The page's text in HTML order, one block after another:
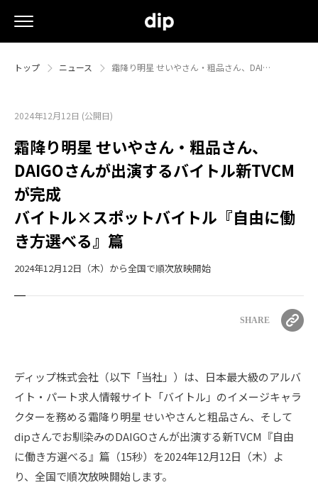
トップ ニュース 霜降り明星 せいやさん・粗品さん、DAI…
2024年12月12日 (公開日)
霜降り明星 せいやさん・粗品さん、
DAIGOさんが出演するバイトル新TVCM
が完成
バイトル×スポットバイトル『自由に働
き方選べる』篇
2024年12月12日（木）から全国で順次放映開始
SHARE
ディップ株式会社（以下「当社」）は、日本最大級のアルバ
イト・パート求人情報サイト「バイトル」のイメージキャラ
クターを務める霜降り明星 せいやさんと粗品さん、そして
dipさんでお馴染みのDAIGOさんが出演する新TVCM『自由
に働き方選べる』篇（15秒）を2024年12月12日（木）よ
り、全国で順次放映開始します。